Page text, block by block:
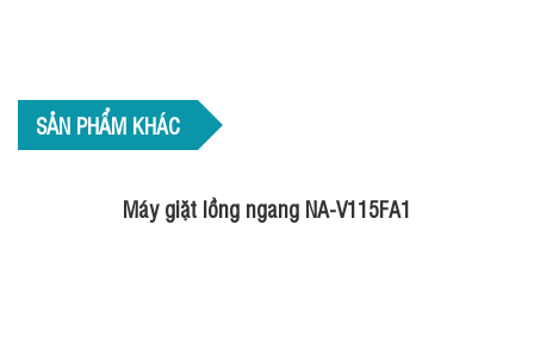
SẢN PHẨM KHÁC
Máy giặt lồng ngang NA-V115FA1